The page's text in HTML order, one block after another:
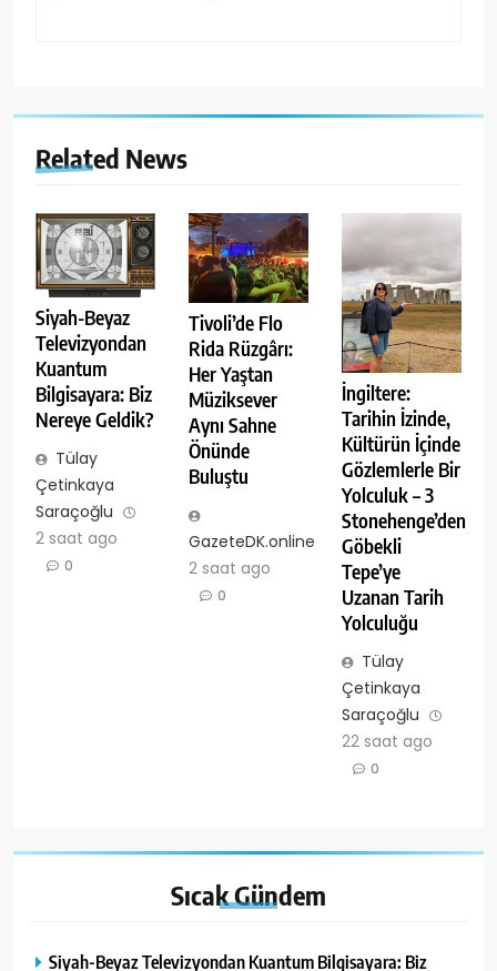
Related News
Siyah-Beyaz
Televizyondan
Kuantum
Bilgisayara: Biz
Nereye Geldik?
Tülay
Çetinkaya
Saraçoğlu
2 saat ago
0
Tivoli’de Flo
Rida Rüzgârı:
Her Yaştan
Müziksever
Aynı Sahne
Önünde
Buluştu
GazeteDK.online
2 saat ago
0
İngiltere:
Tarihin İzinde,
Kültürün İçinde
Gözlemlerle Bir
Yolculuk – 3
Stonehenge’den
Göbekli
Tepe’ye
Uzanan Tarih
Yolculuğu
Tülay
Çetinkaya
Saraçoğlu
22 saat ago
0
SıcakGündem
Siyah-Beyaz Televizyondan Kuantum Bilgisayara: Biz